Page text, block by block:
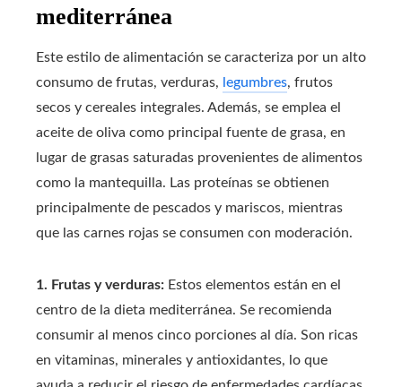
mediterránea
Este estilo de alimentación se caracteriza por un alto
consumo de frutas, verduras, legumbres, frutos
secos y cereales integrales. Además, se emplea el
aceite de oliva como principal fuente de grasa, en
lugar de grasas saturadas provenientes de alimentos
como la mantequilla. Las proteínas se obtienen
principalmente de pescados y mariscos, mientras
que las carnes rojas se consumen con moderación.
1. Frutas y verduras: Estos elementos están en el
centro de la dieta mediterránea. Se recomienda
consumir al menos cinco porciones al día. Son ricas
en vitaminas, minerales y antioxidantes, lo que